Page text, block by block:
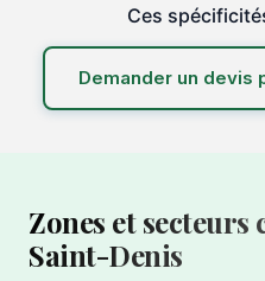
Ces
Demander un devis
Zones et
Saint-Denis